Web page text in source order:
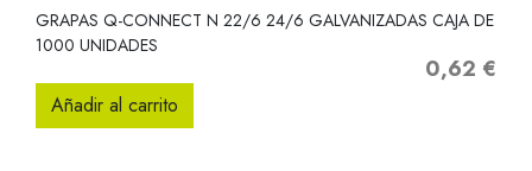
GRAPAS Q-CONNECT N 22/6 24/6 GALVANIZADAS CAJA DE
1000 UNIDADES
Precio
0,62 €
Añadir al carrito